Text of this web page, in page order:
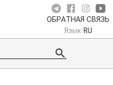
ОБРАТНАЯ СВЯЗЬ
Язык RU